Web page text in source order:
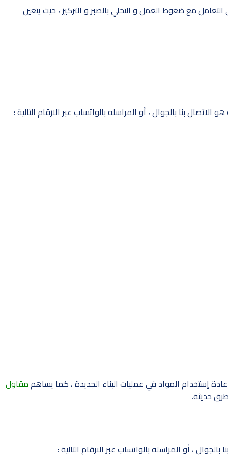
مع ضغوط العمل و التحلي بالصبر و التركيز ، حيث يتعين
بنا بالجوال ، أو المراسله بالواتساب عبر الارقام التالية :
إستخدام المواد في عمليات البناء الجديدة ، كما يساهممقاول
حديثة.
، أو المراسله بالواتساب عبر الارقام التالية :